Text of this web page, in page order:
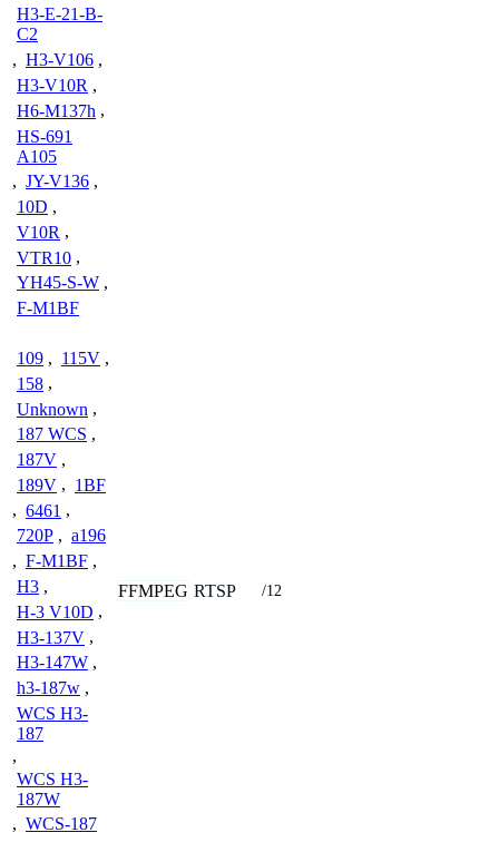
H3-E-21-B-
C2
, H3-V106 ,
H3-V10R ,
H6-M137h ,
HS-691
A105
, JY-V136 ,
10D ,
V10R ,
VTR10 ,
YH45-S-W ,
F-M1BF
109 , 115V ,
158 ,
Unknown ,
187 WCS ,
187V ,
189V , 1BF
, 6461 ,
720P , a196
, F-M1BF ,
H3 ,
H-3 V10D ,
H3-137V ,
H3-147W ,
h3-187w ,
WCS H3-
187
,
WCS H3-
187W
, WCS-187
FFMPEG RTSP /12